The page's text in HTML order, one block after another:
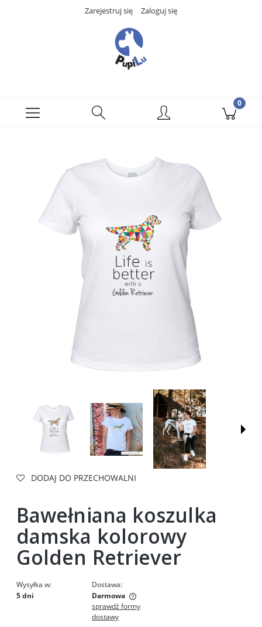
Zarejestruj się Zaloguj się
DODAJ DO PRZECHOWALNI
Bawełniana koszulka
damska kolorowy
Golden Retriever
Wysyłka w:
5 dni
Dostawa:
Darmowa
Cena nie zawiera ewentualnych kosztów płatności
sprawdź formy
dostawy